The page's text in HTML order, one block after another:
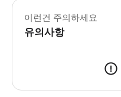
이런건 주의하세요
유의사항